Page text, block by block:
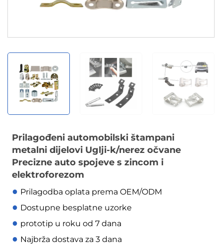
Prilagođeni automobilski štampani
metalni dijelovi Uglji-k/nerez očvane
Precizne auto spojeve s zincom i
elektroforezom
● Prilagodba oplata prema OEM/ODM
● Dostupne besplatne uzorke
● prototip u roku od 7 dana
● Najbrža dostava za 3 dana